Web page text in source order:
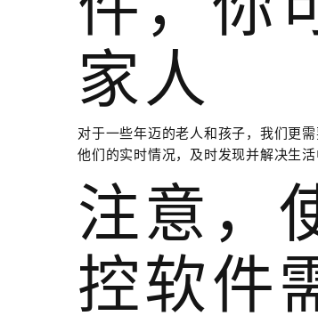
家人
对于一些年迈的老人和孩子，我们更
他们的实时情况，及时发现并解决生
注意，
控软件